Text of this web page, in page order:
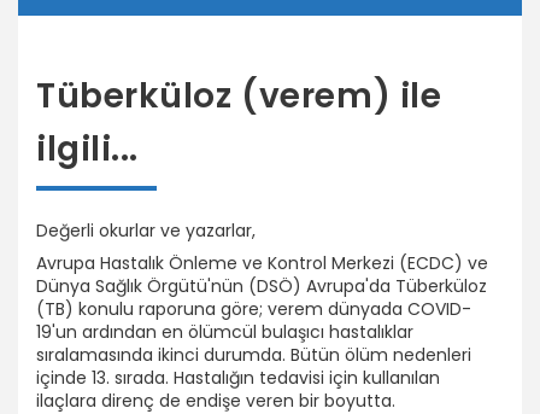
Tüberküloz (verem) ile
ilgili...
Değerli okurlar ve yazarlar,
Avrupa Hastalık Önleme ve Kontrol Merkezi (ECDC) ve
Dünya Sağlık Örgütü'nün (DSÖ) Avrupa'da Tüberküloz
(TB) konulu raporuna göre; verem dünyada COVID-
19'un ardından en ölümcül bulaşıcı hastalıklar
sıralamasında ikinci durumda. Bütün ölüm nedenleri
içinde 13. sırada. Hastalığın tedavisi için kullanılan
ilaçlara direnç de endişe veren bir boyutta.